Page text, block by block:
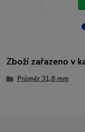
Zboží zařazeno v
Průměr 31,8 mm